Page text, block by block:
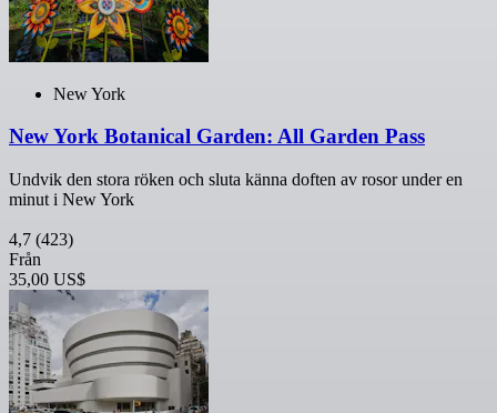
New York
New York Botanical Garden: All Garden Pass
Undvik den stora röken och sluta känna doften av rosor under en
minut i New York
4,7 (423)
Från
35,00 US$